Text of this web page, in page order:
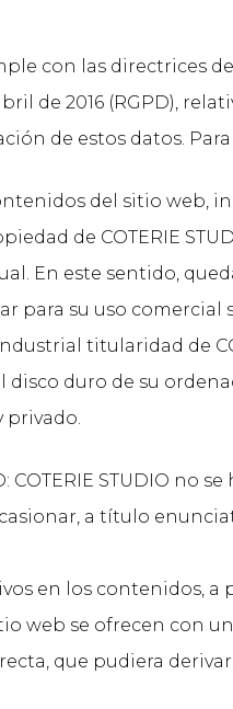
con las
de 2016 (RGPD),
de estos datos.
del sitio
de COTERIE
En este sentido,
para su uso
titularidad de
duro de su
privado.
COTERIE STUDIO
a título
en los contenidos,
web se ofrecen con
que pudiera